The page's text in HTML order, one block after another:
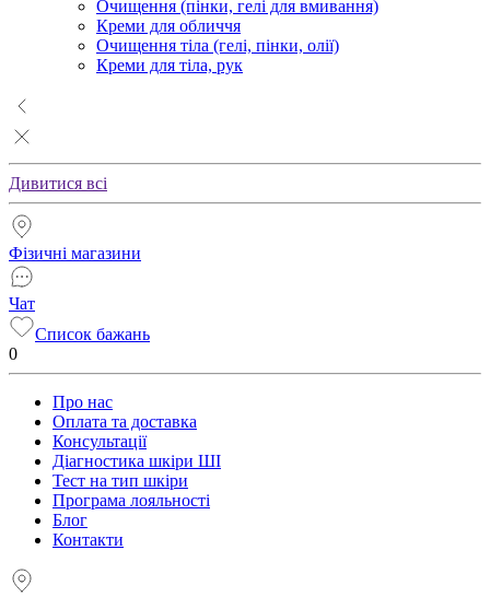
Очищення (пінки, гелі для вмивання)
Креми для обличчя
Очищення тіла (гелі, пінки, олії)
Креми для тіла, рук
Дивитися всі
Фізичні магазини
Чат
Список бажань
0
Про нас
Оплата та доставка
Консультації
Діагностика шкіри ШІ
Тест на тип шкіри
Програма лояльності
Блог
Контакти